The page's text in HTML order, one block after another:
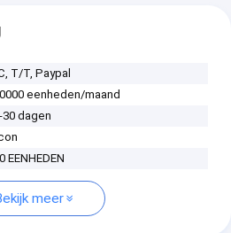
T/T, Paypal
eenheden/maand
30 dagen
EENHEDEN
meer